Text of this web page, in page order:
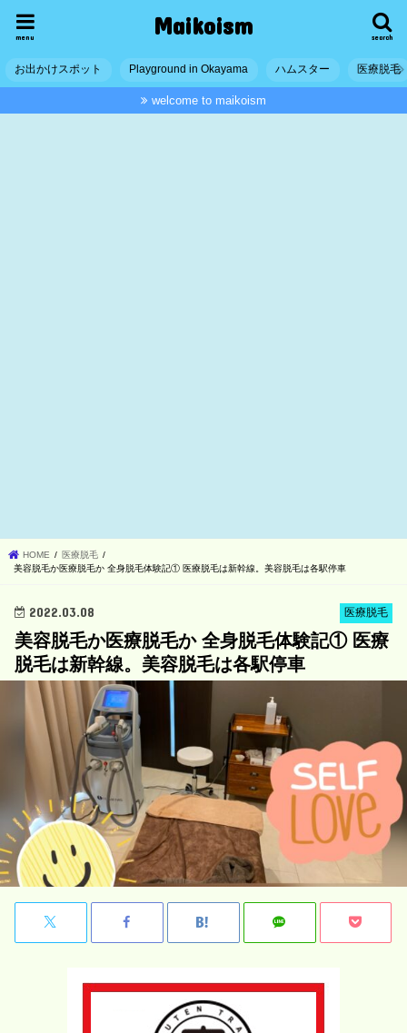
Maikoism search
menu
お出かけスポット Playground in Okayama ハムスター 医療脱毛
welcome to maikoism
HOME
医療脱毛
美容脱毛か医療脱毛か 全身脱毛体験記① 医療脱毛は新幹線。美容脱毛は各駅停車
医療脱毛
2022.03.08
美容脱毛か医療脱毛か 全身脱毛体験記① 医療
脱毛は新幹線。美容脱毛は各駅停車